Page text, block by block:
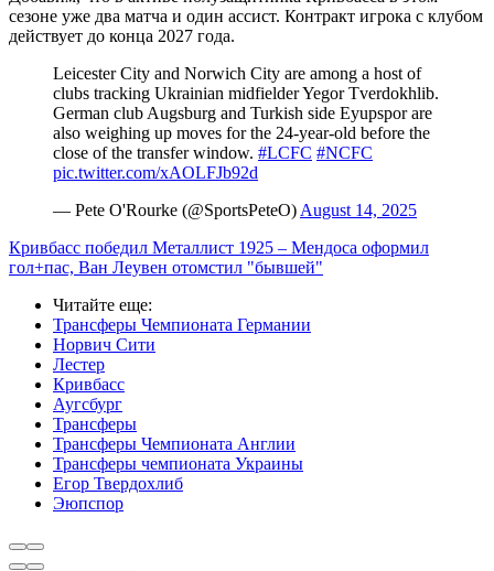
сезоне уже два матча и один ассист. Контракт игрока с клубом
действует до конца 2027 года.
Leicester City and Norwich City are among a host of
clubs tracking Ukrainian midfielder Yegor Tverdokhlib.
German club Augsburg and Turkish side Eyupspor are
also weighing up moves for the 24-year-old before the
close of the transfer window. #LCFC #NCFC
pic.twitter.com/xAOLFJb92d
— Pete O'Rourke (@SportsPeteO)August 14, 2025
Кривбасс победил Металлист 1925 – Мендоса оформил
гол+пас, Ван Леувен отомстил "бывшей"
Читайте еще:
Трансферы Чемпионата Германии
Норвич Сити
Лестер
Кривбасс
Аугсбург
Трансферы
Трансферы Чемпионата Англии
Трансферы чемпионата Украины
Егор Твердохлиб
Эюпспор